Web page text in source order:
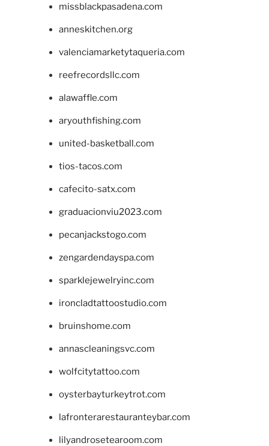
missblackpasadena.com
anneskitchen.org
valenciamarketytaqueria.com
reefrecordsllc.com
alawaffle.com
aryouthfishing.com
united-basketball.com
tios-tacos.com
cafecito-satx.com
graduacionviu2023.com
pecanjackstogo.com
zengardendayspa.com
sparklejewelryinc.com
ironcladtattoostudio.com
bruinshome.com
annascleaningsvc.com
wolfcitytattoo.com
oysterbayturkeytrot.com
lafronterarestauranteybar.com
lilyandrosetearoom.com